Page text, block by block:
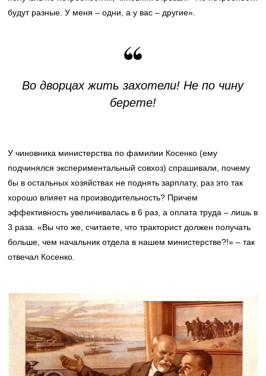
будут разные. У меня – одни, а у вас – другие».
Во дворцах жить захотели! Не по чину
берете!
У чиновника министерства по фамилии Косенко (ему
подчинялся экспериментальный совхоз) спрашивали, почему
бы в остальных хозяйствах не поднять зарплату, раз это так
хорошо влияет на производительность? Причем
эффективность увеличивалась в 6 раз, а оплата труда – лишь в
3 раза. «Вы что же, считаете, что тракторист должен получать
больше, чем начальник отдела в нашем министерстве?!» – так
отвечал Косенко.